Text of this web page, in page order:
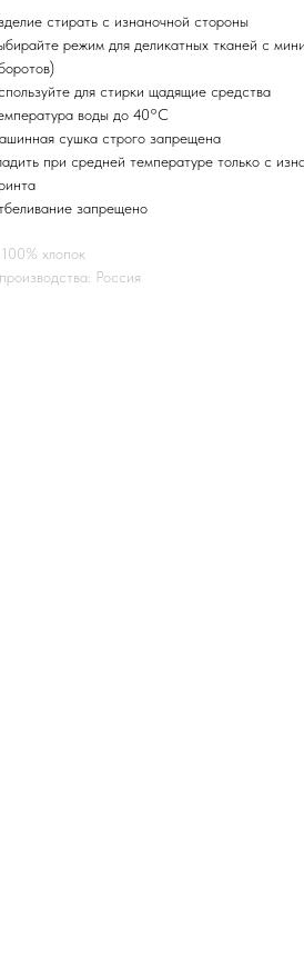
стирать с изнаночной стороны
режим для деликатных тканей с
для стирки щадящие средства
воды до 40°С
сушка строго запрещена
при средней температуре только с
запрещено
хлопок
Россия